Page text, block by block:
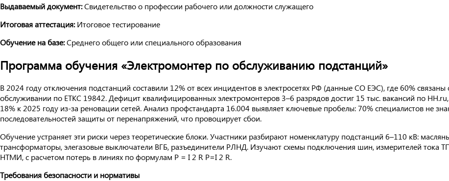
Выдаваемый документ:Свидетельство о профессии рабочего или должности служащего
Итоговая аттестация:Итоговое тестирование
Обучение на базе:Среднего общего или специального образования
Программа обучения «Электромонтер по обслуживанию подстанций»
В 2024 году отключения подстанций составили 12% от всех инцидентов в электросетях РФ (данные СО ЕЭС), где 60%
обслуживании по ЕТКС 19842. Дефицит квалифицированных электромонтеров 3–6 разрядов достиг 15 тыс. вакансий по
18% к 2025 году из-за реновации сетей. Анализ профстандарта 16.004 выявляет ключевые пробелы: 70% специалистов не
последовательностей защиты от перенапряжений, что провоцирует сбои.
Обучение устраняет эти риски через теоретические блоки. Участники разбирают номенклатуру подстанций 6–110 кВ:
трансформаторы, элегазовые выключатели ВГБ, разъединители РЛНД. Изучают схемы подключения шин, измерителей тока
НТМИ, с расчетом потерь в линиях по формулам P = I 2 R P=I 2 R.
Требования безопасности и нормативы